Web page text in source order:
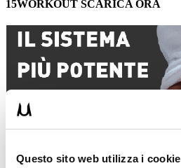
Questo sito web utilizza i cookie
15WORKOUT SCARICA ORA